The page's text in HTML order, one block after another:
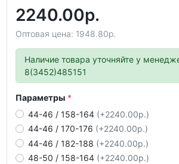
2240.00р.
Оптовая цена: 1948.80р.
Наличие товара уточняйте у
8(3452)485151
Параметры
44-46 / 158-164 (+2240.00р.)
44-46 / 170-176 (+2240.00р.)
44-46 / 182-188 (+2240.00р.)
48-50 / 158-164 (+2240.00р.)